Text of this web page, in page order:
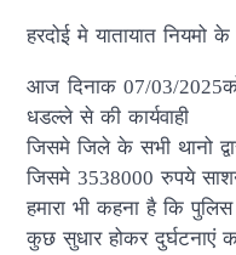
हरदोई मे यातायात नियमो
आज दिनाक 07/03/
धडल्ले से की कार्यवाही
जिसमे जिले के सभी थानो
जिसमे 3538000 रुपये
हमारा भी कहना है कि
कुछ सुधार होकर दुर्घटनाएं